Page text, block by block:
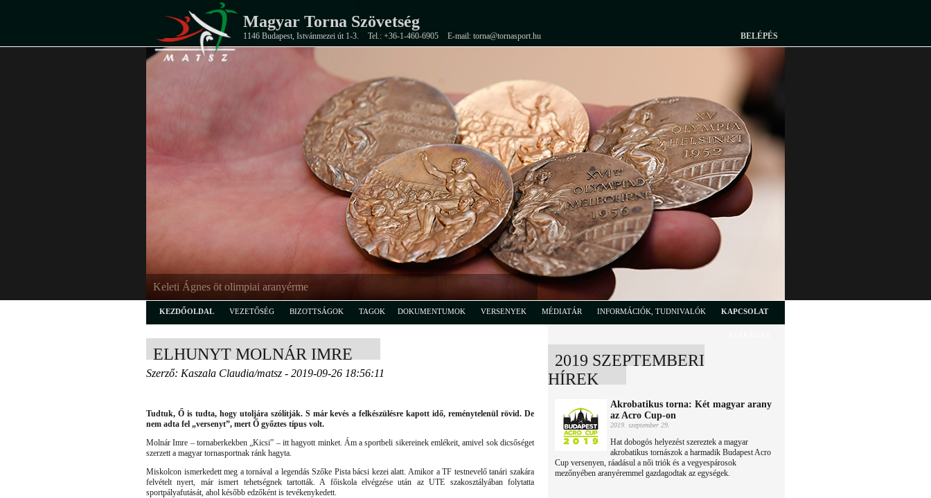
Magyar Torna Szövetség
1146 Budapest, Istvánmezei út 1-3. Tel.: +36-1-460-6905 E-mail: torna@tornasport.hu BELÉPÉS
EB-ezüstérmes junior férfi csapat
KEZDŐOLDAL VEZETŐSÉG BIZOTTSÁGOK TAGOK DOKUMENTUMOK VERSENYEK MÉDIATÁR INFORMÁCIÓK, TUDNIVALÓK KAPCSOLAT
ELHUNYT MOLNÁR IMRE
Szerző: Kaszala Claudia/matsz - 2019-09-26 18:56:11
Tudtuk, Ő is tudta, hogy utoljára szólítják. S már kevés a felkészülésre kapott idő, reménytelenül rövid. De
nem adta fel „versenyt”, mert Ő győztes típus volt.
Molnár Imre – tornaberkekben „Kicsi” – itt hagyott minket. Ám a sportbeli sikereinek emlékeit, amivel sok dicsőséget
szerzett a magyar tornasportnak ránk hagyta.
Miskolcon ismerkedett meg a tornával a legendás Szőke Pista bácsi kezei alatt. Amikor a TF testnevelő tanári szakára
felvételt nyert, már ismert tehetségnek tartották. A főiskola elvégzése után az UTE szakosztályában folytatta
sportpályafutását, ahol később edzőként is tevékenykedett.
2019 SZEPTEMBERI
HÍREK
Akrobatikus torna: Két magyar arany
az Acro Cup-on
2019. szeptember 29.
Hat dobogós helyezést szereztek a magyar
akrobatikus tornászok a harmadik Budapest Acro
Cup versenyen, ráadásul a női triók és a vegyespárosok
mezőnyében aranyéremmel gazdagodtak az egységek.